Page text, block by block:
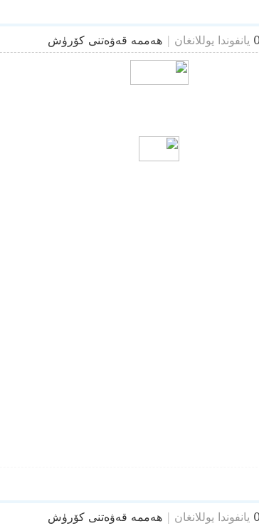
يانفوندا يوللانغان | ھەممە قەۋەتنى كۆرۈش
يانفوندا يوللانغان | ھەممە قەۋەتنى كۆرۈش